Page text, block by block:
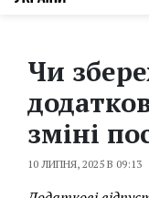
Чи
зміні
10 ЛИПНЯ, 2025 В 09:13